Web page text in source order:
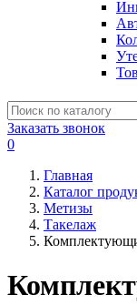
Заказать звонок
0
Главная
Каталог
Метизы
Такелаж